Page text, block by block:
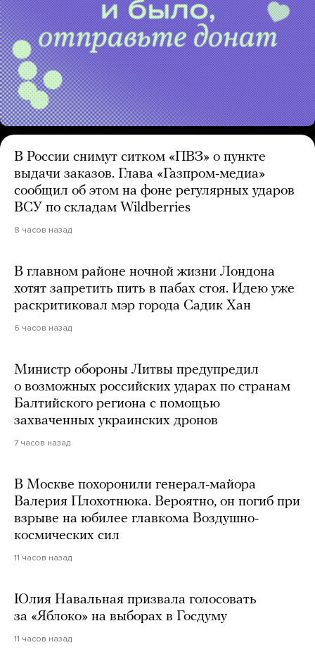
В России снимут ситком «ПВЗ» о пункте
выдачи заказов. Глава «Газпром-медиа»
сообщил об этом на фоне регулярных ударов
ВСУ по складам Wildberries
8 часов назад
В главном районе ночной жизни Лондона
хотят запретить пить в пабах стоя. Идею уже
раскритиковал мэр города Садик Хан
6 часов назад
Министр обороны Литвы предупредил
о возможных российских ударах по странам
Балтийского региона с помощью
захваченных украинских дронов
7 часов назад
В Москве похоронили генерал-майора
Валерия Плохотнюка. Вероятно, он погиб при
взрыве на юбилее главкома Воздушно-
космических сил
11 часов назад
Юлия Навальная призвала голосовать
за «Яблоко» на выборах в Госдуму
11 часов назад